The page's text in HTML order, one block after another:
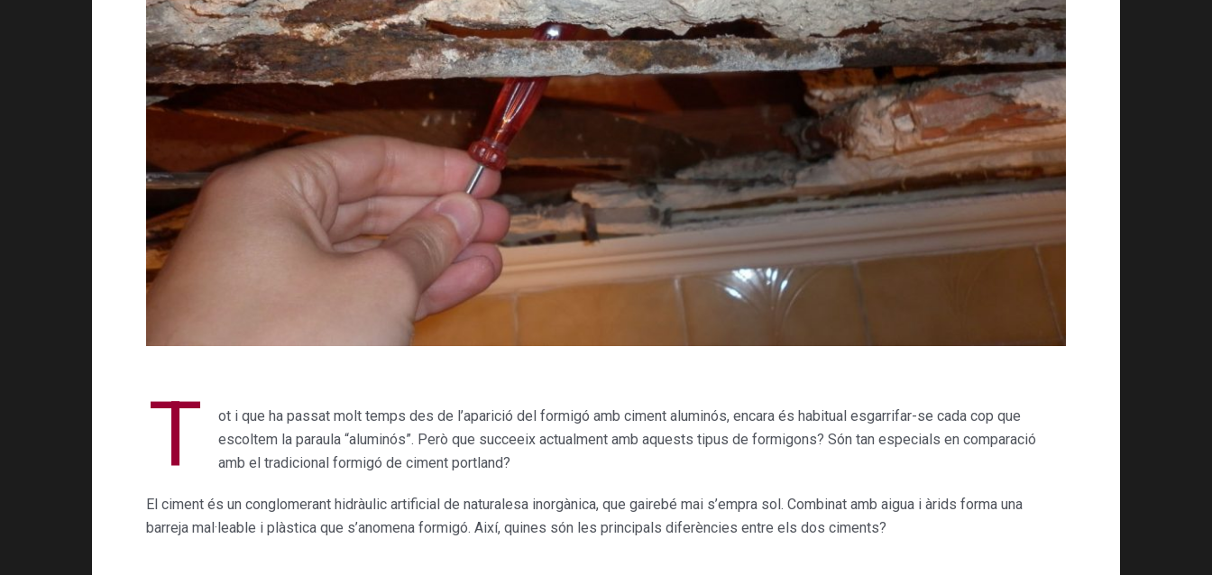
T
ot i que ha passat molt temps des de l’aparició del formigó amb ciment aluminós, encara és habitual esgarrifar-se cada cop que
escoltem la paraula “aluminós”. Però que succeeix actualment amb aquests tipus de formigons? Són tan especials en comparació
amb el tradicional formigó de ciment portland?
El ciment és un conglomerant hidràulic artificial de naturalesa inorgànica, que gairebé mai s’empra sol. Combinat amb aigua i àrids forma una
barreja mal·leable i plàstica que s’anomena formigó. Així, quines són les principals diferències entre els dos ciments?